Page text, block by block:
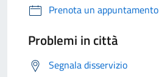
Prenota un appuntamento
Problemi in città
Segnala disservizio